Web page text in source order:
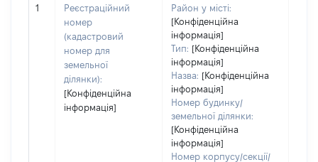
1
Реєстраційний
номер
(кадастровий
номер для
земельної
ділянки):
[Конфіденційна
інформація]
Район у місті:
[Конфіденційна
інформація]
Тип: [Конфіденційна
інформація]
Назва: [Конфіденційна
інформація]
Номер будинку/
земельної ділянки:
[Конфіденційна
інформація]
Номер корпусу/секції/